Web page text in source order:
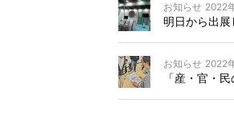
お知らせ 2022
明日から出展
お知らせ 2022
「産・官・